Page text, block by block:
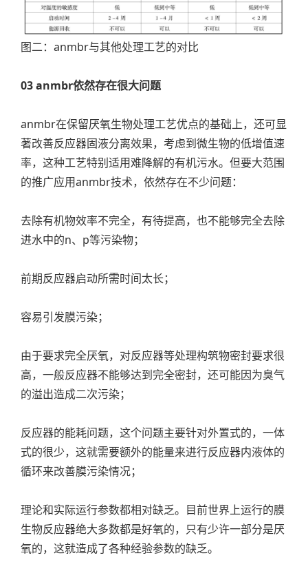
图二：anmbr与其他处理工艺的对比
03 anmbr依然存在很大问题
anmbr在保留厌氧生物处理工艺优点的基础上，还可显
著改善反应器固液分离效果，考虑到微生物的低增值速
率，这种工艺特别适用难降解的有机污水。但要大范围
的推广应用anmbr技术，依然存在不少问题：
去除有机物效率不完全，有待提高，也不能够完全去除
进水中的n、p等污染物；
前期反应器启动所需时间太长；
容易引发膜污染；
由于要求完全厌氧，对反应器等处理构筑物密封要求很
高，一般反应器不能够达到完全密封，还可能因为臭气
的溢出造成二次污染；
反应器的能耗问题，这个问题主要针对外置式的，一体
式的很少，这就需要额外的能量来进行反应器内液体的
循环来改善膜污染情况；
理论和实际运行参数都相对缺乏。目前世界上运行的膜
生物反应器绝大多数都是好氧的，只有少许一部分是厌
氧的，这就造成了各种经验参数的缺乏。